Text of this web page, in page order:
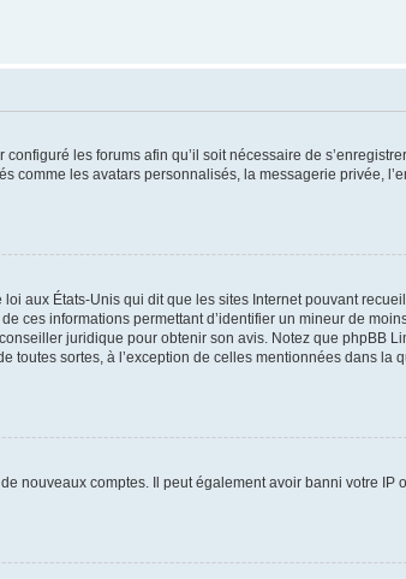
les forums afin qu’il soit nécessaire de
les avatars personnalisés, la messagerie privée,
aux États-Unis qui dit que les sites Internet pouvant
ces informations permettant d’identifier un mineur de
juridique pour obtenir son avis. Notez que phpBB
toutes sortes, à l’exception de celles mentionnées dans
nouveaux comptes. Il peut également avoir banni votre